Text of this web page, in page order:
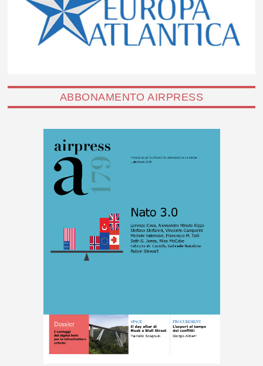
ABBONAMENTO AIRPRESS